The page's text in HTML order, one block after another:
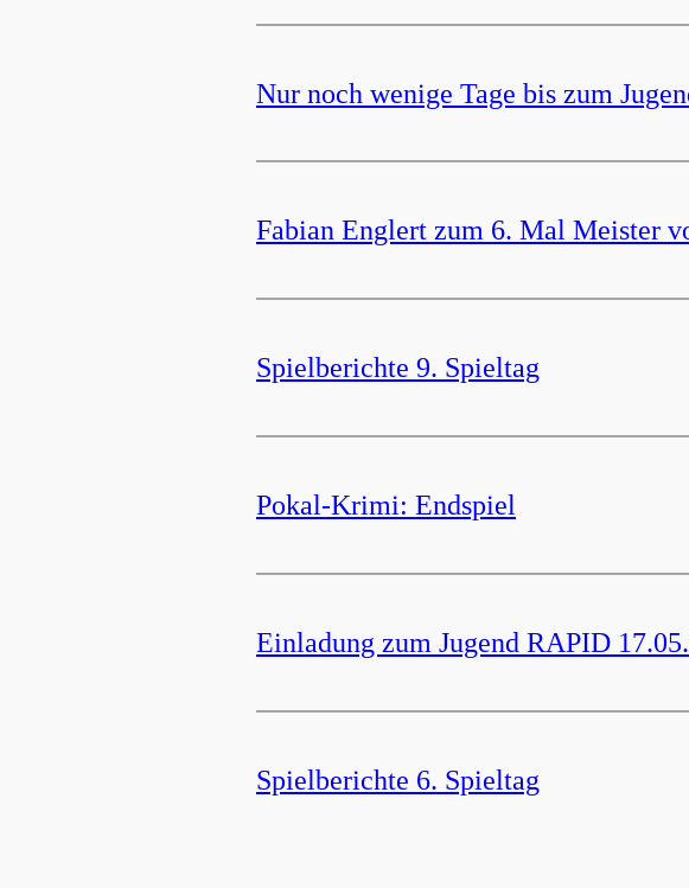
Nur noch wenige Tage bis zum
Fabian Englert zum 6. Mal Meister
Spielberichte 9. Spieltag
Pokal-Krimi: Endspiel
Einladung zum Jugend RAPID
Spielberichte 6. Spieltag